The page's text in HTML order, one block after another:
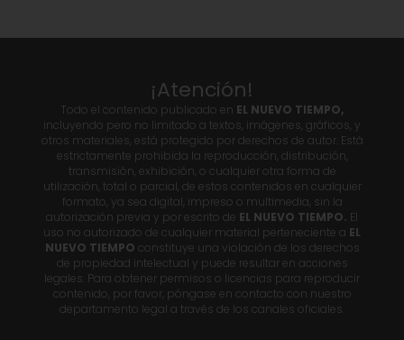
¡Atención!
Todo el contenido publicado en EL NUEVO TIEMPO,
incluyendo pero no limitado a textos, imágenes, gráficos, y
otros materiales, está protegido por derechos de autor. Está
estrictamente prohibida la reproducción, distribución,
transmisión, exhibición, o cualquier otra forma de
utilización, total o parcial, de estos contenidos en cualquier
formato, ya sea digital, impreso o multimedia, sin la
autorización previa y por escrito de EL NUEVO TIEMPO. El
uso no autorizado de cualquier material perteneciente a EL
NUEVO TIEMPO constituye una violación de los derechos
de propiedad intelectual y puede resultar en acciones
legales. Para obtener permisos o licencias para reproducir
contenido, por favor, póngase en contacto con nuestro
departamento legal a través de los canales oficiales.